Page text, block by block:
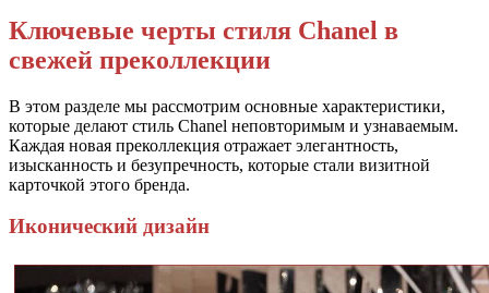
Ключевые черты стиля Chanel в
свежей преколлекции
В этом разделе мы рассмотрим основные характеристики,
которые делают стиль Chanel неповторимым и узнаваемым.
Каждая новая преколлекция отражает элегантность,
изысканность и безупречность, которые стали визитной
карточкой этого бренда.
Иконический дизайн